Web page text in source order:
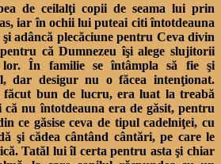
de ceilalţi copii de seama lui prin
iar în ochii lui puteai citi întotdeauna
adâncă plecăciune pentru Ceva divin
că Dumnezeu îşi alege slujitorii
lor. În familie se întâmpla să fie şi
dar desigur nu o făcea intenţionat.
făcut bun de lucru, era luat la treabă
nu întotdeauna era de găsit, pentru
ce găsise ceva de tipul cadelniţei, cu
şi cădea cântând cântări, pe care le
Tatăl lui îl certa pentru asta şi chiar